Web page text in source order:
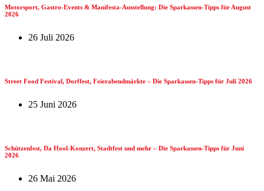
Motorsport, Gastro-Events & Manifesta-Ausstellung: Die Sparkassen-Tipps für August
2026
26 Juli 2026
Street Food Festival, Dorffest, Feierabendmärkte – Die Sparkassen-Tipps für Juli 2026
25 Juni 2026
Schützenfest, Da Hool-Konzert, Stadtfest und mehr – Die Sparkassen-Tipps für Juni
2026
26 Mai 2026